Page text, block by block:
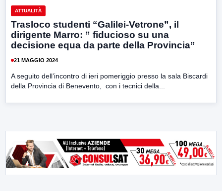
ATTUALITÀ
Trasloco studenti “Galilei-Vetrone”, il
dirigente Marro: ” fiducioso su una
decisione equa da parte della Provincia”
21 MAGGIO 2024
A seguito dell’incontro di ieri pomeriggio presso la sala Biscardi
della Provincia di Benevento, con i tecnici della...